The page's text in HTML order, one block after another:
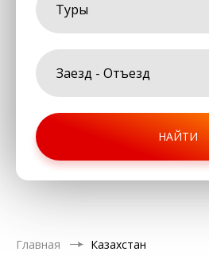
Туры
НАЙТИ
Главная Казахстан